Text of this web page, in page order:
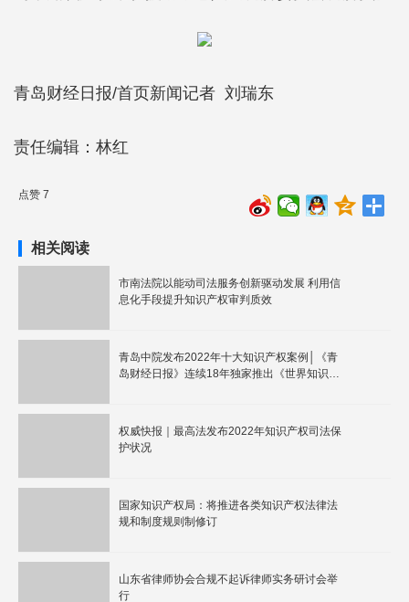
青岛财经日报/首页新闻记者 刘瑞东
责任编辑：林红
点赞 7
相关阅读
市南法院以能动司法服务创新驱动发展 利用信
息化手段提升知识产权审判质效
青岛中院发布2022年十大知识产权案例│《青
岛财经日报》连续18年独家推出《世界知识产
权威快报｜最高法发布2022年知识产权司法保
护状况
国家知识产权局：将推进各类知识产权法律法
规和制度规则制修订
山东省律师协会合规不起诉律师实务研讨会举
行